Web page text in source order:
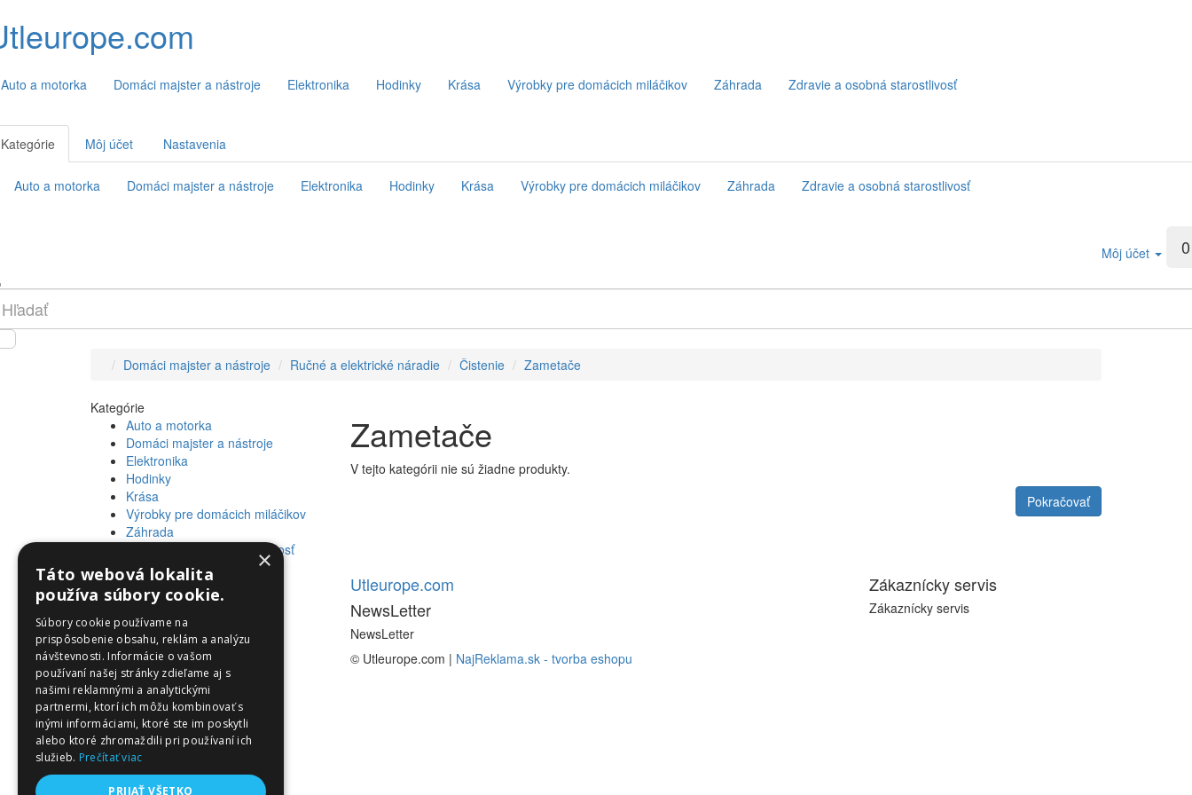
Auto a motorka Domáci majster a nástroje Elektronika Hodinky Krása Výrobky pre domácich miláčikov Záhrada Zdravie a osobná starostlivosť
Kategórie Môj účet Nastavenia
Auto a motorka Domáci majster a nástroje Elektronika Hodinky Krása Výrobky pre domácich miláčikov Záhrada Zdravie a osobná starostlivosť
0
Môj účet
Domáci majster a nástroje Ručné a elektrické náradie Čistenie Zametače
Kategórie
Auto a motorka
Domáci majster a nástroje
Elektronika
Hodinky
Krása
Výrobky pre domácich miláčikov
Záhrada
Zdravie a osobná starostlivosť
Zametače
V tejto kategórii nie sú žiadne produkty.
Pokračovať
Informácie
Utleurope.com
NewsLetter
NewsLetter
Zákaznícky servis
Zákaznícky servis
© Utleurope.com | NajReklama.sk - tvorba eshopu
×
Táto webová lokalita
používa súbory cookie.
Súbory cookie používame na
prispôsobenie obsahu, reklám a analýzu
návštevnosti. Informácie o vašom
používaní našej stránky zdieľame aj s
našimi reklamnými a analytickými
partnermi, ktorí ich môžu kombinovať s
inými informáciami, ktoré ste im poskytli
alebo ktoré zhromaždili pri používaní ich
služieb. Prečítať viac
PRIJAŤ VŠETKO